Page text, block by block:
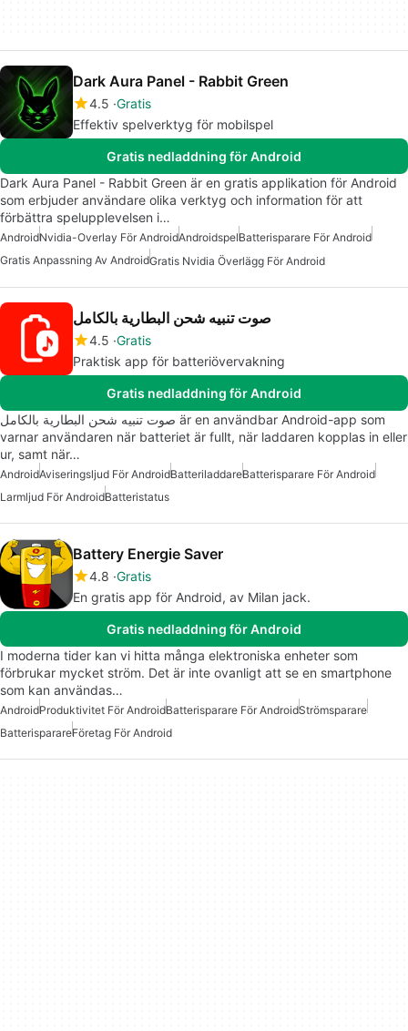
Dark Aura Panel - Rabbit Green
4.5 Gratis
Effektiv spelverktyg för mobilspel
Gratis nedladdning för Android
Dark Aura Panel - Rabbit Green är en gratis applikation för Android
som erbjuder användare olika verktyg och information för att
förbättra spelupplevelsen i…
AndroidNvidia-Overlay För AndroidAndroidspelBatterisparare För Android
Gratis Anpassning Av AndroidGratis Nvidia Överlägg För Android
صوت تنبيه شحن البطارية بالكامل
4.5 Gratis
Praktisk app för batteriövervakning
Gratis nedladdning för Android
صوت تنبيه شحن البطارية بالكامل är en användbar Android-app som
varnar användaren när batteriet är fullt, när laddaren kopplas in eller
ur, samt när…
AndroidAviseringsljud För AndroidBatteriladdareBatterisparare För Android
Larmljud För AndroidBatteristatus
Battery Energie Saver
4.8 Gratis
En gratis app för Android, av Milan jack.
Gratis nedladdning för Android
I moderna tider kan vi hitta många elektroniska enheter som
förbrukar mycket ström. Det är inte ovanligt att se en smartphone
som kan användas…
AndroidProduktivitet För AndroidBatterisparare För AndroidStrömsparare
BatterisparareFöretag För Android